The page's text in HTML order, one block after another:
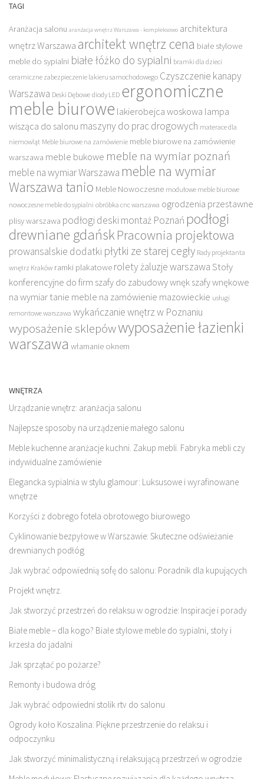
TAGI
Aranżacja salonu aranżacja wnętrz Warszawa - kompleksowo architektura
wnętrz Warszawa architekt wnętrz cena białe stylowe
meble do sypialni białe łóżko do sypialni bramki dla dzieci
ceramiczne zabezpieczenie lakieru samochodowego Czyszczenie kanapy
Warszawa Deski Dębowe diody LED ergonomiczne
meble biurowe lakierobejca woskowa lampa
wisząca do salonu maszyny do prac drogowych materace dla
niemowląt Meble biurowe na zamówienie meble biurowe na zamówienie
warszawa meble bukowe meble na wymiar poznań
meble na wymiar Warszawa meble na wymiar
Warszawa tanio Meble Nowoczesne modułowe meble biurowe
nowoczesne meble do sypialni obróbka cnc warszawa ogrodzenia przestawne
plisy warszawa podłogi deski montaż Poznań podłogi
drewniane gdańskPracownia projektowa
prowansalskie dodatki płytki ze starej cegły Rady projektanta
wnętrz Kraków ramki plakatowe rolety żaluzje warszawa Stoły
konferencyjne do firm szafy do zabudowy wnęk szafy wnękowe
na wymiar tanie meble na zamówienie mazowieckie usługi
remontowe warszawa wykańczanie wnętrz w Poznaniu
wyposażenie sklepówwyposażenie łazienki
warszawa włamanie oknem
WNĘTRZA
Urządzanie wnętrz: aranżacja salonu
Najlepsze sposoby na urządzenie małego salonu
Meble kuchenne aranżacje kuchni. Zakup mebli. Fabryka mebli czy
indywidualne zamówienie
Elegancka sypialnia w stylu glamour: Luksusowe i wyrafinowane
wnętrze
Korzyści z dobrego fotela obrotowego biurowego
Cyklinowanie bezpyłowe w Warszawie: Skuteczne odświeżanie
drewnianych podłóg
Jak wybrać odpowiednią sofę do salonu: Poradnik dla kupujących
Projekt wnętrz.
Jak stworzyć przestrzeń do relaksu w ogrodzie: Inspiracje i porady
Białe meble – dla kogo? Białe stylowe meble do sypialni, stoły i
krzesła do jadalni
Jak sprzątać po pożarze?
Remonty i budowa dróg
Jak wybrać odpowiedni stolik rtv do salonu
Ogrody koło Koszalina: Piękne przestrzenie do relaksu i
odpoczynku
Jak stworzyć minimalistyczną i relaksującą przestrzeń w ogrodzie